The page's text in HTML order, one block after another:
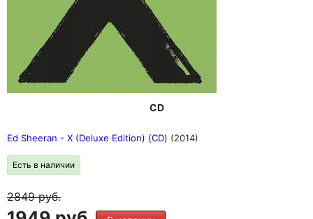
CD
Ed Sheeran - X (Deluxe Edition) (CD) (2014)
Есть в наличии
2849руб.